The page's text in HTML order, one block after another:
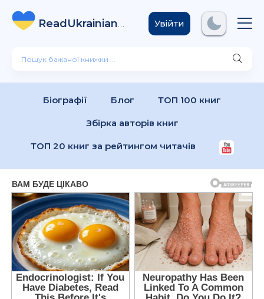
ReadUkrainian
Books .com
Увійти
Біографії Блог ТОП 100 книг
Збірка авторів книг
ТОП 20 книг за рейтингом читачів